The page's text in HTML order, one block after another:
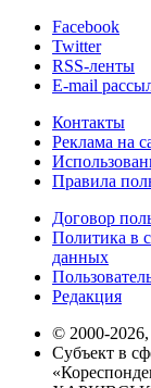
Facebook
Twitter
RSS-ленты
E-mail
Контакты
Реклама на
Правила
Договор
Политика в
данных
Редакция
© 2000-2026,
Субъект в